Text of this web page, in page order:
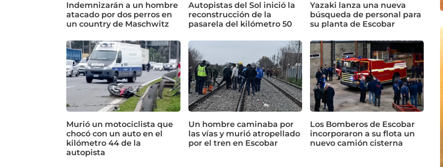
Indemnizarán a un hombre
atacado por dos perros en
un country de Maschwitz
Autopistas del Sol inició la
reconstrucción de la
pasarela del kilómetro 50
Yazaki lanza una nueva
búsqueda de personal para
su planta de Escobar
Murió un motociclista que
chocó con un auto en el
kilómetro 44 de la
autopista
Un hombre caminaba por
las vías y murió atropellado
por el tren en Escobar
Los Bomberos de Escobar
incorporaron a su flota un
nuevo camión cisterna